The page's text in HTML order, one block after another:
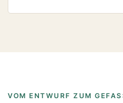
VOM ENTWURF ZUM